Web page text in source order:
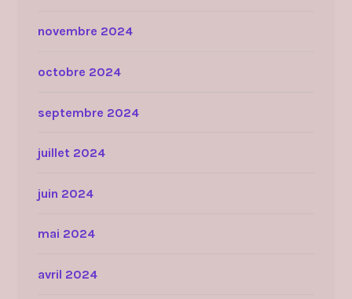
novembre 2024
octobre 2024
septembre 2024
juillet 2024
juin 2024
mai 2024
avril 2024